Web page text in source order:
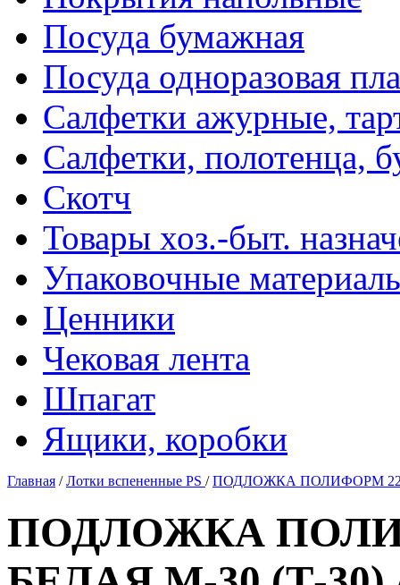
Посуда бумажная
Посуда одноразовая
Салфетки ажурные,
Салфетки, полотенца,
Скотч
Товары хоз.-быт.
Упаковочные
Ценники
Чековая лента
Шпагат
Ящики, коробки
Главная /Лотки вспененные PS /ПОДЛОЖКА ПОЛИФОРМ
ПОДЛОЖКА